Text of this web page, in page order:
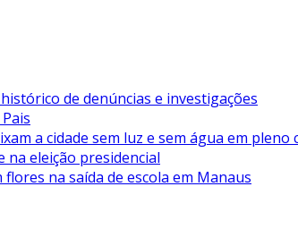
de denúncias e investigações
a cidade sem luz e sem água em
na eleição presidencial
na saída de escola em Manaus